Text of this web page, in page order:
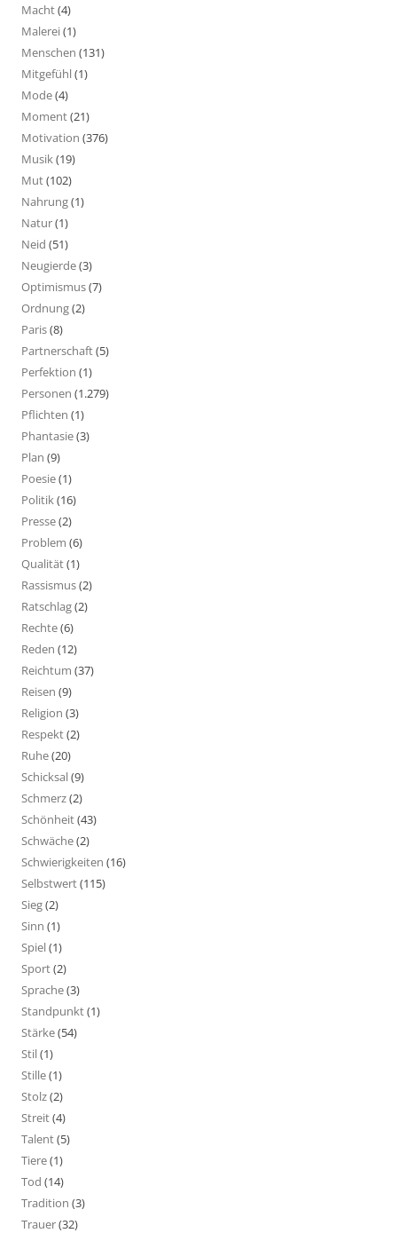
Macht(4)
Malerei(1)
Menschen (131)
Mitgefühl(1)
Mode(4)
Moment(21)
Motivation (376)
Musik(19)
Mut(102)
Nahrung(1)
Natur(1)
Neid (51)
Neugierde(3)
Optimismus(7)
Ordnung(2)
Paris(8)
Partnerschaft(5)
Perfektion (1)
Personen (1.279)
Pflichten (1)
Phantasie(3)
Plan (9)
Poesie(1)
Politik(16)
Presse(2)
Problem (6)
Qualität(1)
Rassismus(2)
Ratschlag(2)
Rechte(6)
Reden (12)
Reichtum (37)
Reisen (9)
Religion (3)
Respekt(2)
Ruhe(20)
Schicksal(9)
Schmerz(2)
Schönheit(43)
Schwäche(2)
Schwierigkeiten (16)
Selbstwert(115)
Sieg(2)
Sinn (1)
Spiel(1)
Sport(2)
Sprache(3)
Standpunkt(1)
Stärke(54)
Stil(1)
Stille(1)
Stolz(2)
Streit(4)
Talent(5)
Tiere(1)
Tod (14)
Tradition (3)
Trauer(32)